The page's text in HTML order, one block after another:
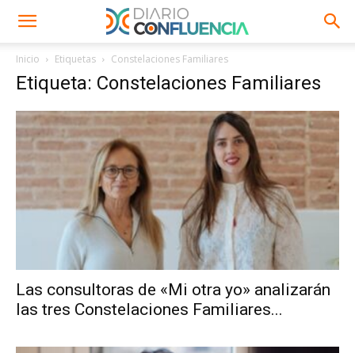
Inicio Etiquetas Constelaciones Familiares
Etiqueta: Constelaciones Familiares
Las consultoras de «Mi otra yo» analizarán
las tres Constelaciones Familiares...